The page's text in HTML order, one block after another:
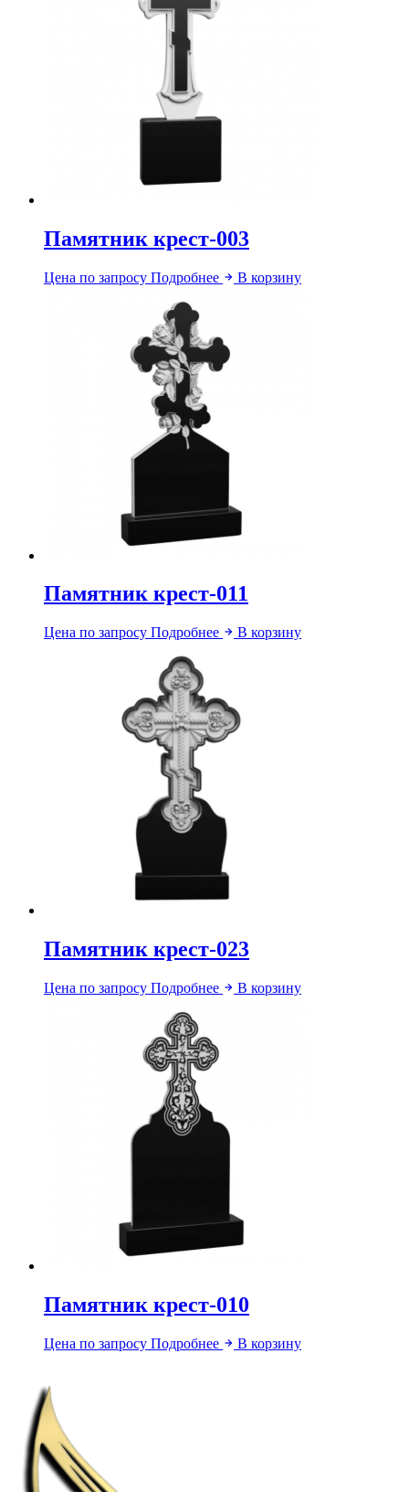
Памятник крест-003
Цена по запросу Подробнее В корзину
Памятник крест-011
Цена по запросу Подробнее В корзину
Памятник крест-023
Цена по запросу Подробнее В корзину
Памятник крест-010
Цена по запросу Подробнее В корзину